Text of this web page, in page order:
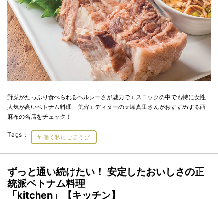
野菜がたっぷり食べられるヘルシーさが魅力でエスニックの中でも特に女性
人気が高いベトナム料理。美容エディターの大塚真里さんがおすすめする西
麻布の名店をチェック！
Tags： 働く私にごほうび
ずっと通い続けたい！ 安定したおいしさの正
統派ベトナム料理
「kitchen」【キッチン】